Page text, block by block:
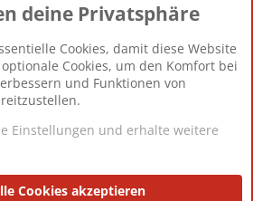
12.427
Berlin
Impressum
deine Privatsphäre
Cookies, damit diese Website
Cookies, um den Komfort bei
und Funktionen von
Einstellungen und erhalte weitere
Cookies akzeptieren